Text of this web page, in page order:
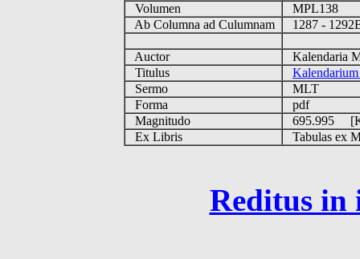
Volumen
MPL138
Ab Columna ad Culumnam
1287 -
Auctor
Kalendaria
Titulus
Sermo
MLT
Forma
pdf
Magnitudo
695.995
Ex Libris
Tabulas ex
Reditus in